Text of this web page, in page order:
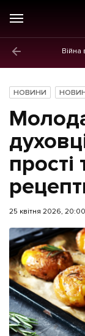
Війна
Новини
Бізнес
Життя
Афіша
ІНШЕ
Інтерв'ю
Картки
НОВИНИ
прості
25 квітня 2026, 20:00